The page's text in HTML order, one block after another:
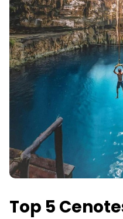
Top 5